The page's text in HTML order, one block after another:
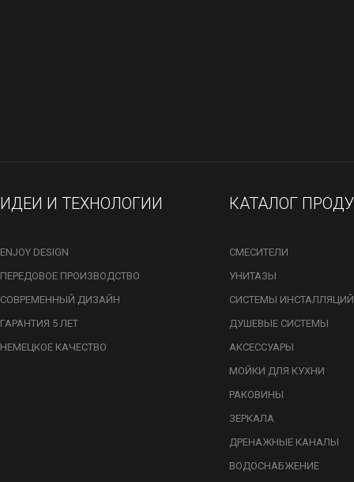
ИДЕИ И ТЕХНОЛОГИИ
ENJOY DESIGN
ПЕРЕДОВОЕ ПРОИЗВОДСТВО
СОВРЕМЕННЫЙ ДИЗАЙН
ГАРАНТИЯ 5 ЛЕТ
НЕМЕЦКОЕ КАЧЕСТВО
КАТАЛОГ
СМЕСИТЕЛИ
УНИТАЗЫ
СИСТЕМЫ ИНСТАЛЛЯЦИЙ
ДУШЕВЫЕ СИСТЕМЫ
АКСЕССУАРЫ
МОЙКИ ДЛЯ КУХНИ
РАКОВИНЫ
ЗЕРКАЛА
ДРЕНАЖНЫЕ КАНАЛЫ
ВОДОСНАБЖЕНИЕ